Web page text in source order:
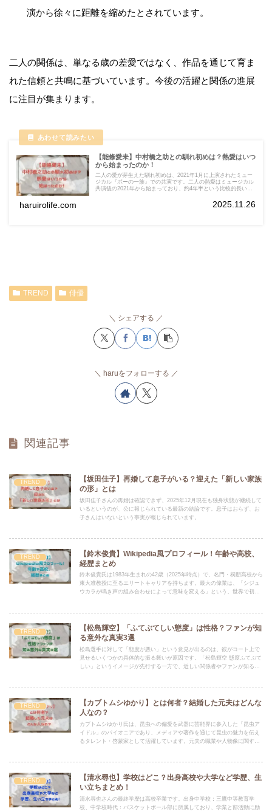
演から徐々に距離を縮めたとされています。
二人の関係は、単なる歳の差愛ではなく、作品を通じて育ま
れた信頼と共鳴に基づいています。今後の活躍と関係の進展
に注目が集まります。
【能條愛未】中村橋之助との馴れ初めは？熱愛はいつ
から始まったのか！
二人の愛が芽生えた馴れ初めは、2021年1月に上演されたミュー
ジカル『ポーの一族』での共演です。二人の熱愛はミュージカル
共演後の2021年から始まっており、約4年半という比較的長い期
haruirolife.com 2025.11.26
TREND 俳優
シェアする
haruをフォローする
関連記事
TREND
【坂田佳子】再婚して息子がいる？迎えた「新しい家族
の形」とは
坂田佳子さんの再婚は確認できず、2025年12月現在も独身状態が継続して
いるというのが、公に報じられている最新の結論です。息子はおらず、お
子さんはいないという事実が報じられています。
TREND
【鈴木俊貴】Wikipedia風プロフィール！年齢や高校、
経歴まとめ
鈴木俊貴氏は1983年生まれの42歳（2025年時点）で、名門・桐朋高校から
東大准教授に至るエリートキャリアを持ちます。最大の偉業は、「シジュ
ウカラが鳴き声の組み合わせによって意味を変える」という、世界で初め
TREND
【松島輝空】「ふてぶてしい態度」は性格？ファンが知
る意外な真実3選
松島選手に対して「態度が悪い」という意見が出るのは、彼がコート上で
見せるいくつかの具体的な振る舞いが原因です。「松島輝空 態度ふてぶて
しい」というイメージが先行する一方で、近しい関係者やファンが知る彼
TREND
【カブトムシゆかり】とは何者？結婚した元夫はどんな
人なの？
カブトムシゆかり氏は、昆虫への偏愛を武器に芸能界に参入した「昆虫ア
イドル」のパイオニアであり、メディアや著作を通じて昆虫の魅力を伝え
るタレント・啓蒙家として活躍しています。元夫の職業や人物像に関する
TREND
【清水尋也】学校はどこ？出身高校や大学など学歴、生
い立ちまとめ！
清水尋也さんの最終学歴は高校卒業です。出身中学校：三鷹中等教育学
校、中学校時代：バスケットボール部に所属しており、学業と部活動に励